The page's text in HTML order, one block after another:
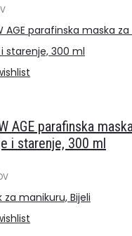
AGE parafinska
i starenje, 300 ml